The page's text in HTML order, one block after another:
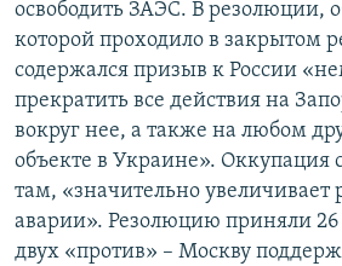
освободить ЗАЭС. В резолюции,
которой проходило в закрытом
содержался призыв к России
прекратить все действия на
вокруг нее, а также на любом
объекте в Украине». Оккупация
там, «значительно увеличивает
аварии». Резолюцию приняли 26
двух «против» – Москву